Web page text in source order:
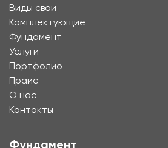
Виды свай
Комплектующие
Фундамент
Услуги
Портфолио
Прайс
О нас
Контакты
Фундамент